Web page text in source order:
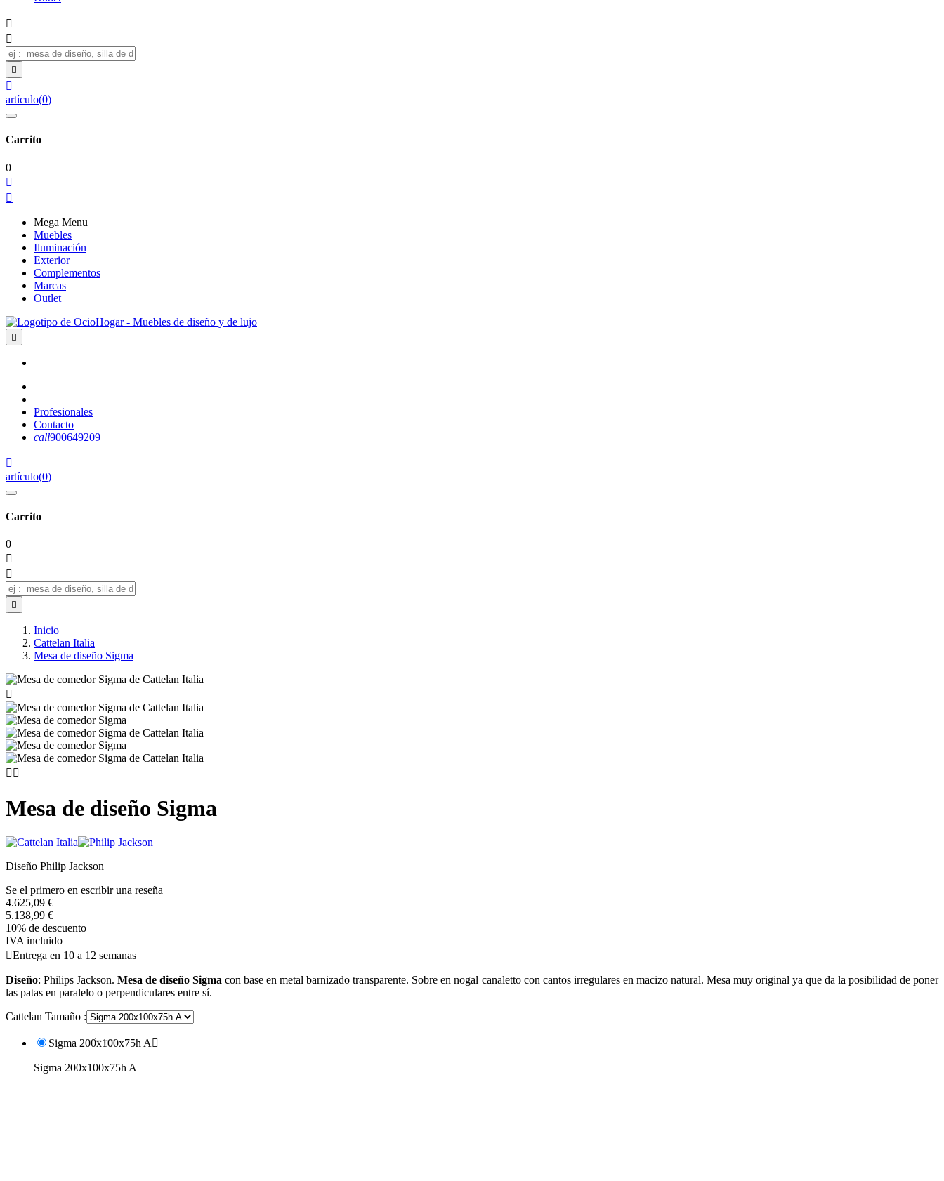




artículo(0)
Carrito
0


Mega Menu
Muebles
Iluminación
Exterior
Complementos
Marcas
Outlet

Profesionales
Contacto
call900649209

artículo(0)
Carrito
0



Inicio
Cattelan Italia
Mesa de diseño Sigma

 
Mesa de diseño Sigma
Diseño Philip Jackson
Se el primero en escribir una reseña
4.625,09 €
5.138,99 €
10% de descuento
IVA incluido
Entrega en 10 a 12 semanas
Diseño: Philips Jackson.Mesa de diseño Sigma con base en metal barnizado transparente. Sobre en nogal canaletto con cantos irregulares en macizo natural. Mesa muy original ya que da la posibilidad de poner
las patas en paralelo o perpendiculares entre sí.
Cattelan Tamaño :
Sigma 200x100x75h A 
Sigma 200x100x75h A